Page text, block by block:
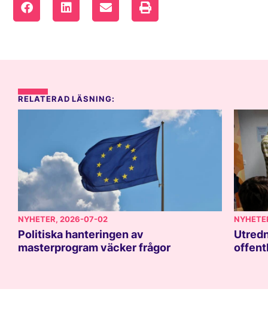
RELATERAD LÄSNING:
NYHETER, 2026-07-02
Politiska hanteringen av
masterprogram väcker frågor